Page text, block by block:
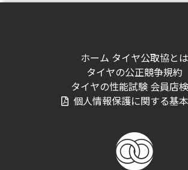
ホーム タイヤ公取協とは
タイヤの公正競争規約
タイヤの性能試験 会員店
個人情報保護に関する基